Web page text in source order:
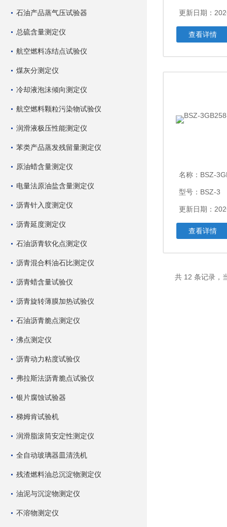
石油产品蒸气压试验器
总硫含量测定仪
航空燃料冻结点试验仪
煤灰分测定仪
冷却液泡沫倾向测定仪
航空燃料颗粒污染物试验仪
润滑液极压性能测定仪
苯类产品蒸发残留量测定仪
原油蜡含量测定仪
电量法原油盐含量测定仪
沥青针入度测定仪
沥青延度测定仪
石油沥青软化点测定仪
沥青混合料油石比测定仪
沥青蜡含量试验仪
沥青旋转薄膜加热试验仪
石油沥青脆点测定仪
沸点测定仪
沥青动力粘度试验仪
弗拉斯法沥青脆点试验仪
银片腐蚀试验器
梯姆肯试验机
润滑脂滚筒安定性测定仪
全自动玻璃器皿清洗机
残渣燃料油总沉淀物测定仪
油泥与沉淀物测定仪
不溶物测定仪
更新日期：
查看详情
名称： BSZ-
型号：BSZ-3
更新日期：
查看详情
共 12 条记录